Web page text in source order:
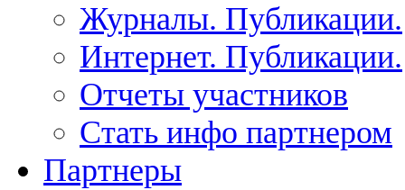
Журналы. Публикации.
Интернет. Публикации.
Отчеты участников
Стать инфо партнером
Партнеры